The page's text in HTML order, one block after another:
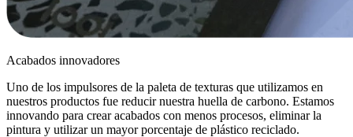
Acabados innovadores
Uno de los impulsores de la paleta de texturas que utilizamos en
nuestros productos fue reducir nuestra huella de carbono. Estamos
innovando para crear acabados con menos procesos, eliminar la
pintura y utilizar un mayor porcentaje de plástico reciclado.